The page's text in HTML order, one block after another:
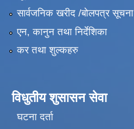
सार्वजनिक खरीद /बोलपत्र सूचना
एन, कानुन तथा निर्देशिका
कर तथा शुल्कहरु
विधुतीय शुसासन सेवा
घटना दर्ता